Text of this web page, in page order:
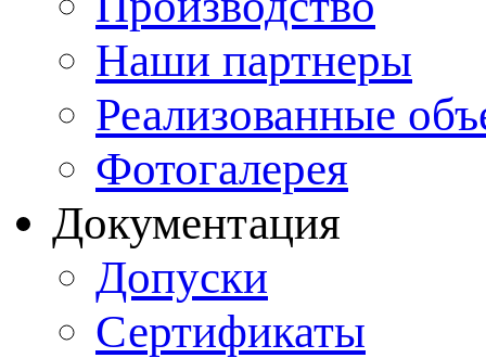
Наши партнеры
Реализованные
Фотогалерея
Документация
Допуски
Сертификаты